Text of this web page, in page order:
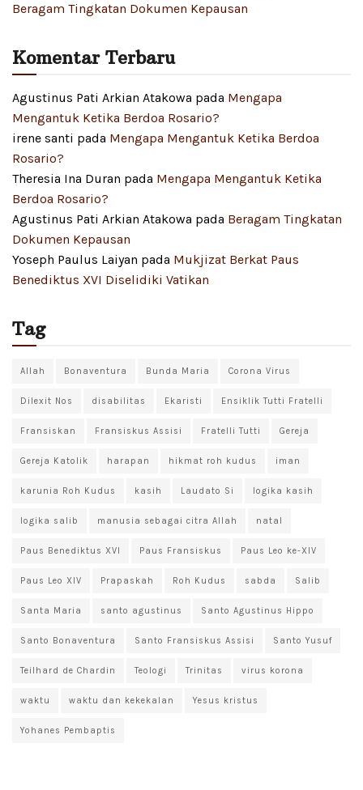
Beragam Tingkatan Dokumen Kepausan
Komentar Terbaru
Agustinus Pati Arkian Atakowa pada Mengapa
Mengantuk Ketika Berdoa Rosario?
irene santi pada Mengapa Mengantuk Ketika Berdoa
Rosario?
Theresia Ina Duran pada Mengapa Mengantuk Ketika
Berdoa Rosario?
Agustinus Pati Arkian Atakowa pada Beragam Tingkatan
Dokumen Kepausan
Yoseph Paulus Laiyan pada Mukjizat Berkat Paus
Benediktus XVI Diselidiki Vatikan
Tag
Allah Bonaventura Bunda Maria Corona Virus
Dilexit Nos disabilitas Ekaristi Ensiklik Tutti Fratelli
Fransiskan Fransiskus Assisi Fratelli Tutti Gereja
Gereja Katolik harapan hikmat roh kudus iman
karunia Roh Kudus kasih Laudato Si logika kasih
logika salib manusia sebagai citra Allah natal
Paus Benediktus XVI Paus Fransiskus Paus Leo ke-XIV
Paus Leo XIV Prapaskah Roh Kudus sabda Salib
Santa Maria santo agustinus Santo Agustinus Hippo
Santo Bonaventura Santo Fransiskus Assisi Santo Yusuf
Teilhard de Chardin Teologi Trinitas virus korona
waktu waktu dan kekekalan Yesus kristus
Yohanes Pembaptis